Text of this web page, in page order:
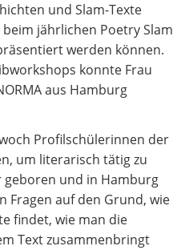
und Slam-Texte
jährlichen Poetry Slam
werden können.
konnte Frau
aus Hamburg
Profilschülerinnen der
um literarisch tätig zu
geboren und in Hamburg
Fragen auf den Grund, wie
findet, wie man die
Text zusammenbringt